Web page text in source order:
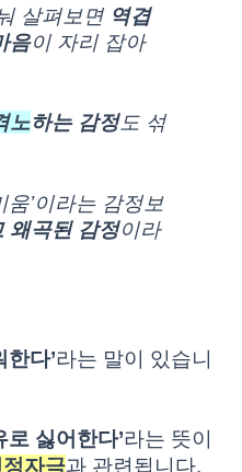
살펴보면 역겹
음이 자리 잡아
노하는 감정도 섞
움’이라는 감정보
왜곡된 감정이라
한다’라는 말이 있습니
로 싫어한다’라는 뜻이
자극과 관련됩니다.